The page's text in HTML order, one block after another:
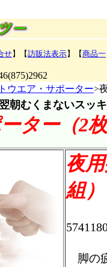
せ】【訪販法表示】【商品一
ウエア・サポーター>
朝むくまないスッ
ター（2
夜
組）
脚の